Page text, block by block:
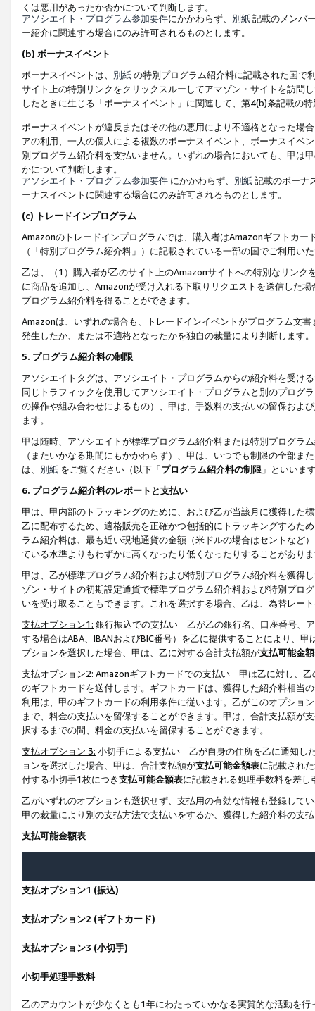
くは悪用があったか否かについて判断します。
アソシエイト・プログラム参加要件にかかわらず、 別紙記載のメンバ
ー紹介に関連する場合にのみ許可されるものとします。
(b) ボーナスイベント
ボーナスイベントは、 別紙の特別プログラム紹介料に記載された国で
サイト上の特別リンクをクリックスルーしてアマゾン・サイトを訪問
したときに生じる「ボーナスイベント」に関連して、第4(b)条記載の
ボーナスイベントが違反またはその他の悪用により不適格となった場
アの利用、一人の個人による複数のボーナスイベント、ボーナスイベ
別プログラム紹介料を支払いません。いずれの場合においても、甲は
かについて判断します。
アソシエイト・プログラム参加要件 にかかわらず、 別紙記載のボーナ
ーナスイベントに関連する場合にのみ許可されるものとします。
(c) トレードインプログラム
Amazonのトレードインプログラムでは、購入者はAmazonギフトカ
（「特別プログラム紹介料」）に記載されている一部の国でご利用い
乙は、（1）購入者が乙のサイト上のAmazonサイトへの特別なリン
に商品を追加し、Amazonが受け入れる下取りリクエストを送信した
プログラム紹介料を得ることができます。
Amazonは、いずれの場合も、トレードインイベントがプログラム文
発生したか、または不適格となったかを独自の裁量により判断します。
5. プログラム紹介料の制限
アソシエイトタグは、アソシエイト・プログラムからの紹介料を受け
同じトラフィックを使用してアソシエイト・プログラムと別のプログ
の操作や組み合わせによるもの）、甲は、手数料の支払いの留保およ
ます。
甲は随時、アソシエイトが標準プログラム紹介料または特別プログラ
（またいかなる期間にもかかわらず）、甲は、いつでも制限の全部
は、 別紙 をご覧ください（以下「プログラム紹介料の制限 」といいま
6. プログラム紹介料のレポートと支払い
甲は、甲内部のトラッキングのために、および乙が当該月に獲得した
乙に配布するため、適格販売を正確かつ包括的にトラッキングするた
ラム紹介料は、最も近い現地通貨の金額（米ドルの場合はセントなど
ている水準よりもわずかに高くなったり低くなったりすることがあり
甲は、乙が標準プログラム紹介料および特別プログラム紹介料を獲得
ゾン・サイトの初期設定通貨で標準プログラム紹介料および特別プロ
いを受け取ることもできます。これを選択する場合、乙は、為替レー
支払オプション1: 銀行振込での支払い 乙が乙の銀行名、口座番号、
する場合はABA、IBANおよびBIC番号）を乙に提供することにより、
プションを選択した場合、甲は、乙に対する合計支払額が支払可能金
支払オプション2: Amazonギフトカードでの支払い 甲は乙に対し、乙
のギフトカードを送付します。ギフトカードは、獲得した紹介料相当
利用は、甲のギフトカードの利用条件に従います。乙がこのオプショ
まで、料金の支払いを留保することができます。甲は、合計支払額が
択するまでの間、料金の支払いを留保することができます。
支払オプション 3: 小切手による支払い 乙が自身の住所を乙に通知し
ョンを選択した場合、甲は、合計支払額が支払可能金額表に記載され
付する小切手1枚につき支払可能金額表に記載される処理手数料を差し
乙がいずれのオプションも選択せず、支払用の有効な情報も登録して
甲の裁量により別の支払方法で支払いをするか、獲得した紹介料の支
支払可能金額表
支払オプション1 (振込)
支払オプション2 (ギフトカード)
支払オプション3 (小切手)
小切手処理手数料
乙のアカウントが少なくとも1年にわたっていかなる実質的な活動を